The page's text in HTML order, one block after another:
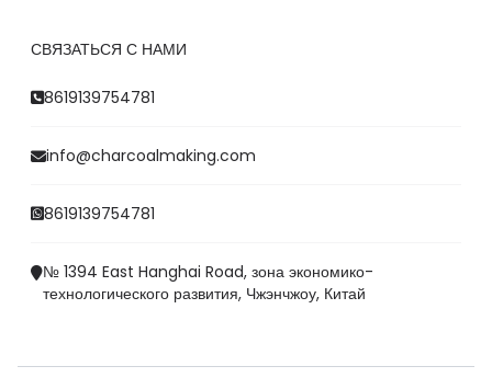
СВЯЗАТЬСЯ С НАМИ
8619139754781
info@charcoalmaking.com
8619139754781
№ 1394 East Hanghai Road, зона экономико-
технологического развития, Чжэнчжоу, Китай